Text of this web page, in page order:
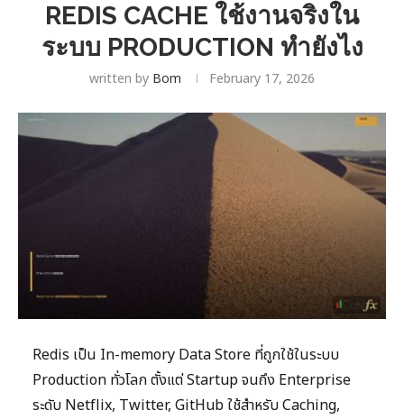
REDIS CACHE ใช้งานจริงใน
ระบบ PRODUCTION ทำยังไง
written by Bom February 17, 2026
Redis เป็น In-memory Data Store ที่ถูกใช้ในระบบ
Production ทั่วโลก ตั้งแต่ Startup จนถึง Enterprise
ระดับ Netflix, Twitter, GitHub ใช้สำหรับ Caching,